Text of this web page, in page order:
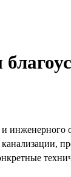
инженерного